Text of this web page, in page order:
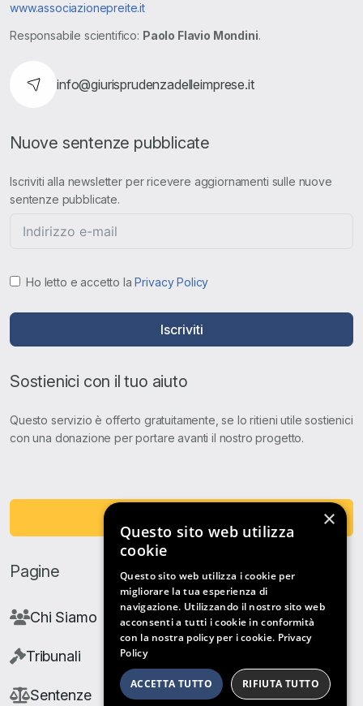
www.associazionepreite.it
Responsabile scientifico: Paolo Flavio Mondini.
info@giurisprudenzadelleimprese.it
Nuove sentenze pubblicate
Iscriviti alla newsletter per ricevere aggiornamenti sulle nuove
sentenze pubblicate.
Ho letto e accetto laPrivacy Policy
Iscriviti
Sostienici con il tuo aiuto
Questo servizio è offerto gratuitamente, se lo ritieni utile sostienici
con una donazione per portare avanti il nostro progetto.
Pagine
Chi Siamo
Tribunali
Sentenze
×
Questo sito web utilizza
cookie
Questo sito web utilizza i cookie per
migliorare la tua esperienza di
navigazione. Utilizzando il nostro sito web
acconsenti a tutti i cookie in conformità
con la nostra policy per i cookie. Privacy
Policy
ACCETTA TUTTO RIFIUTA TUTTO